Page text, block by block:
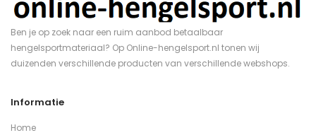
Ben je op zoek naar een ruim aanbod betaalbaar
hengelsportmateriaal? Op Online-hengelsport.nl tonen wij
duizenden verschillende producten van verschillende webshops.
Informatie
Home